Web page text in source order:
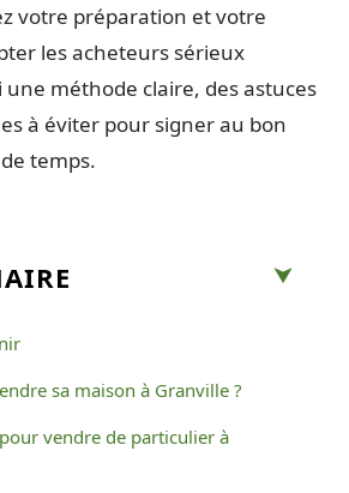
votre préparation et votre
les acheteurs sérieux
méthode claire, des astuces
à éviter pour signer au bon
temps.
sa maison à Granville ?
vendre de particulier à